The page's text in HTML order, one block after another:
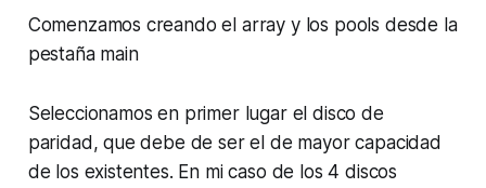
Comenzamos creando el array y los pools desde la
pestaña main
Seleccionamos en primer lugar el disco de
paridad, que debe de ser el de mayor capacidad
de los existentes. En mi caso de los 4 discos